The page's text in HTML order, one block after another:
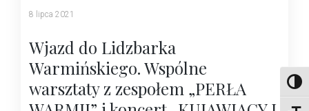
8 lipca 2021
Wjazd do Lidzbarka
Warmińskiego. Wspólne
warsztaty z zespołem „PERŁA